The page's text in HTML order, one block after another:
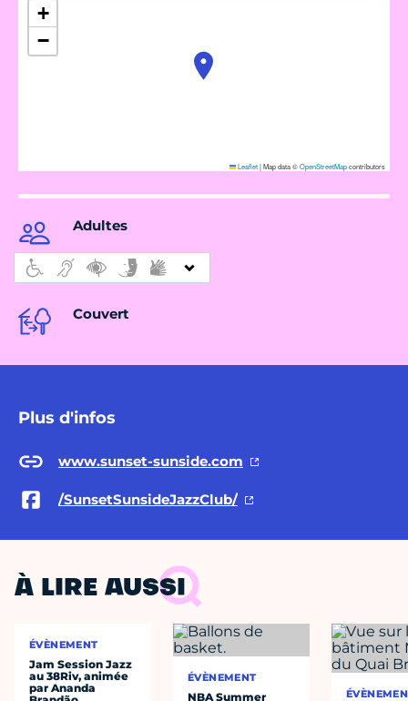
+
−
Leaflet|Map data ©OpenStreetMapcontributors
Adultes
Couvert
Plus d'infos
www.sunset-sunside.com
/SunsetSunsideJazzClub/
À LIRE AUSSI
ÉVÈNEMENT
Jam Session Jazz
au 38Riv, animée
par Ananda
ÉVÈNEMENT
NBA Summer